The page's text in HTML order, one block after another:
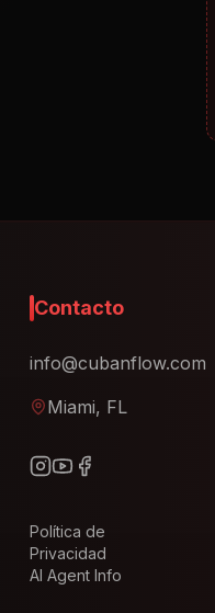
Contacto
info@cubanflow.com
Miami, FL
Política de
Privacidad
AI Agent Info